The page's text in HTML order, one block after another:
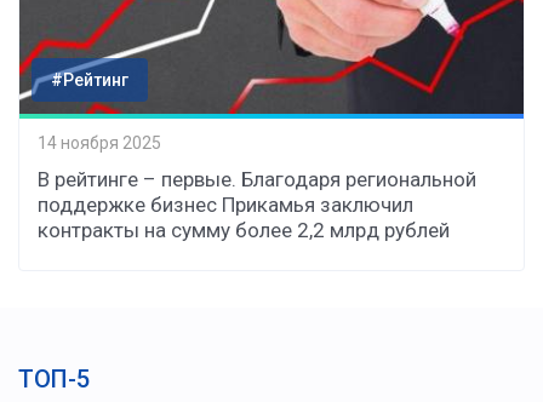
#Рейтинг
14 ноября 2025
В рейтинге – первые. Благодаря региональной
поддержке бизнес Прикамья заключил
контракты на сумму более 2,2 млрд рублей
ТОП-5